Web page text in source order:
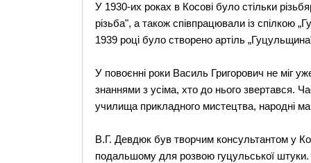
У 1930-их роках в Косові було стільки
різьба", а також співпрацювали із спілкою
1939 році було створено артіль
У повоєнні роки Василь Григорович не міг
знаннями з усіма, хто до нього звертався.
училища прикладного мистецтва, народні
В.Г. Девдюк був творчим консультантом у
подальшому для розвою гуцульської штуки.